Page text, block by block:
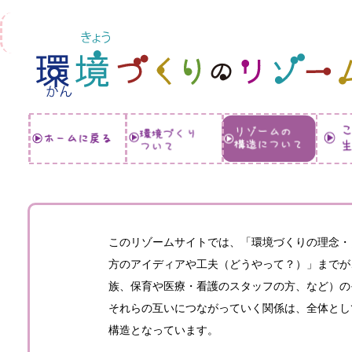
このリゾームサイトでは、「環境づくりの理念
方のアイディアや工夫（どうやって？）」まで
族、保育や医療・看護のスタッフの方、など）
それらの互いにつながっていく関係は、全体と
構造となっています。